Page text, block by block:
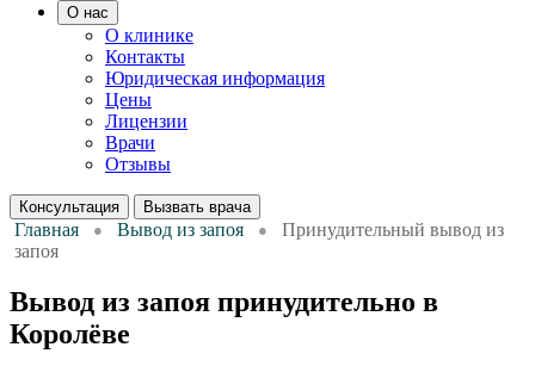
О нас
О клинике
Контакты
Юридическая информация
Цены
Лицензии
Врачи
Отзывы
Консультация Вызвать врача
Главная Вывод из запоя
Принудительный вывод из
запоя
Вывод из запоя принудительно в
Королёве